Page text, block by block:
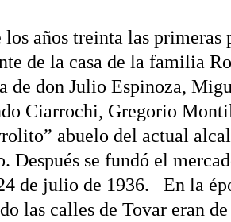
años treinta las primeras
de la casa de la familia
de don Julio Espinoza,
Ciarrochi, Gregorio
abuelo del actual
Después se fundó el
de julio de 1936. En la
las calles de Tovar eran